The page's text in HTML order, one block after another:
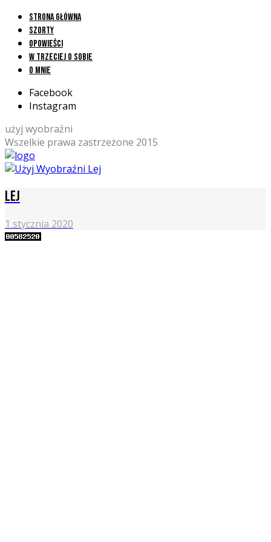
Strona główna
Szorty
Opowieści
W trzeciej o sobie
O mnie
Facebook
Instagram
użyj wyobraźni
Wszelkie prawa zastrzeżone 2015
Lej
1 stycznia 2020